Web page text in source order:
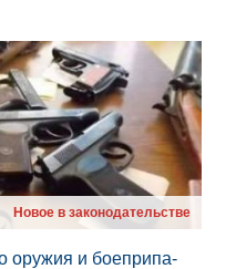
Новое в законодательстве
ору­жия и бо­еп­ри­па­